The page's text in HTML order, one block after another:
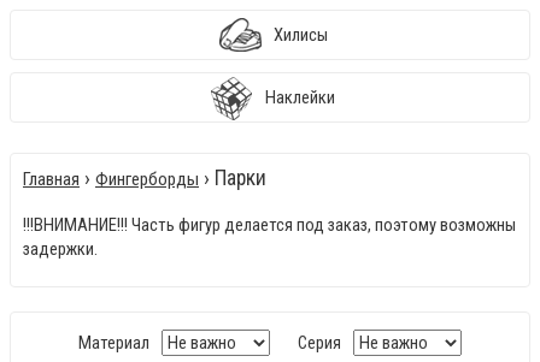
Хилисы
Наклейки
Главная › Фингерборды › Парки
!!!ВНИМАНИЕ!!! Часть фигур делается под заказ, поэтому возможны
задержки.
Материал
Серия